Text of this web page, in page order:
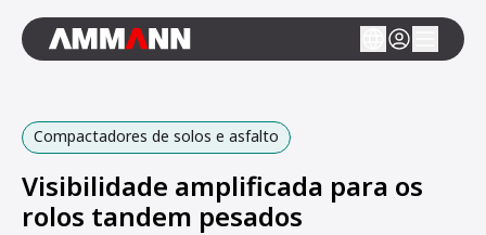
Compactadores de solos e asfalto
Visibilidade amplificada para os
rolos tandem pesados